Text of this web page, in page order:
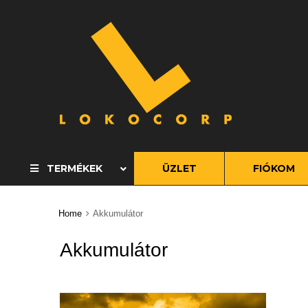
TERMÉKEK ÜZLET FIÓKOM
Home Akkumulátor
Akkumulátor